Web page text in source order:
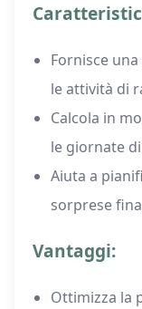
Fornisce
le attività di
Calcola in
le giornate
Aiuta a
sorprese
Vantaggi:
Ottimizza la